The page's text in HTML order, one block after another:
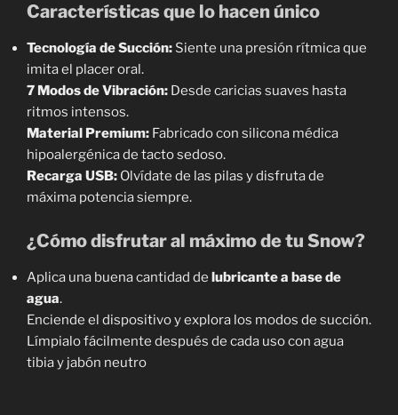
Características que lo hacen único
Tecnología de Succión: Siente una presión rítmica que
imita el placer oral.
7 Modos de Vibración: Desde caricias suaves hasta
ritmos intensos.
Material Premium: Fabricado con silicona médica
hipoalergénica de tacto sedoso.
Recarga USB: Olvídate de las pilas y disfruta de
máxima potencia siempre.
¿Cómo disfrutar al máximo de tu Snow?
Aplica una buena cantidad de lubricante a base de
agua.
Enciende el dispositivo y explora los modos de succión.
Límpialo fácilmente después de cada uso con agua
tibia y jabón neutro